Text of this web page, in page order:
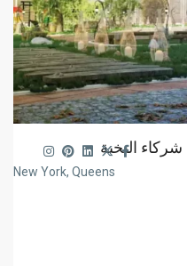
شركاء النخبة
New York, Queens